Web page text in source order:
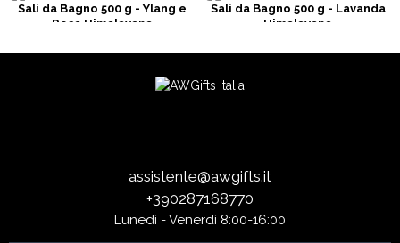
Sali da Bagno 500 g - Ylang e
Rosa Himalayana
Sali da Bagno 500 g - Lavanda
Himalayana
assistente@awgifts.it
+390287168770
Lunedì - Venerdì 8:00-16:00